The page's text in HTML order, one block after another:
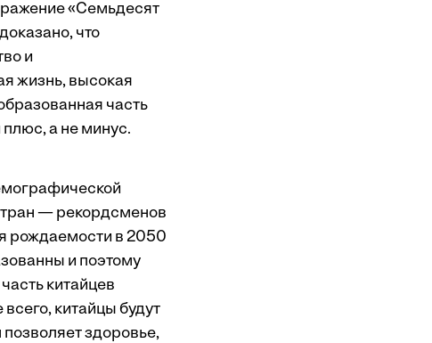
«Семьдесят
что
и
жизнь, высокая
часть
а не минус.
— рекордсменов
рождаемости в 2050
и поэтому
китайцев
китайцы будут
здоровье,